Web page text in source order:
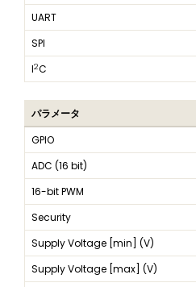
UART
SPI
I2C
パラメータ
GPIO
ADC (16 bit)
16-bit PWM
Security
Supply Voltage [min] (V)
Supply Voltage [max] (V)